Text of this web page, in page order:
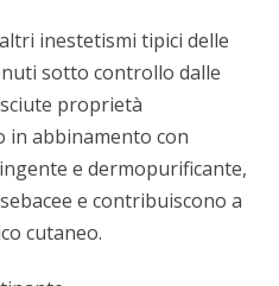
inestetismi tipici delle
sotto controllo dalle
proprietà
in abbinamento con
e dermopurificante,
e contribuiscono a
cutaneo.